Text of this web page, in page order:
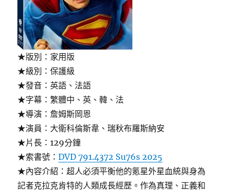
★版別：家用版
★級別：保護級
★發音：英語、法語
★字幕：繁體中、英、韓、法
★導演：詹姆斯岡恩
★演員：大衛科倫斯韋、瑞秋布羅斯納安
★片長：129分鐘
★索書號：DVD 791.4372 Su76s 2025
★內容介紹：超人必須平衡他的氪星外星血統與身為
記者克拉克肯特的人類成長經歷。作為真理、正義和